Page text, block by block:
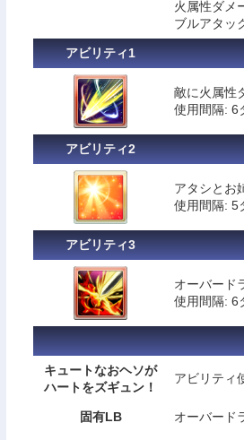
火属性ダメ
ブルアタッ
アビリティ1
敵に火属性
使用間隔: 6
アビリティ2
アタシとお
使用間隔: 5
アビリティ3
オーバード
使用間隔: 6
キュートなおヘソが
ハートをズギュン！
アビリティ
固有LB オーバード